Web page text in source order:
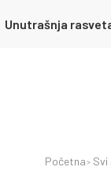
Unutrašnja
Početna Svi